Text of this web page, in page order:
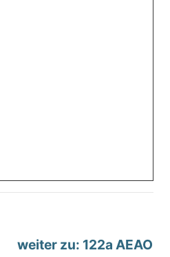
weiter zu: 122a AEAO